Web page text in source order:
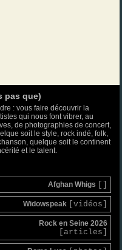
pas que)
: vous faire découvrir la
qui nous font vibrer, au
de photographies de concert,
soit le style, rock indé, folk,
quelque soit le continent
et le talent.
Afghan Whigs
Widowspeak [vidéos]
Rock en Seine 2026
[articles]